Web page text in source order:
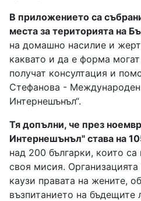
В приложението са
места за територията на
на домашно насилие и
каквато и да е форма
получат консултация и
Стефанова - Международен
Интернешънъл“.
Тя допълни, че през
Интернешънъл" става на
над 200 българки, които
своя мисия.
каузи правата на жените,
възпитанието на бъдещите